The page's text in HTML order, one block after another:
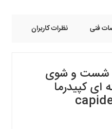
فنی نظرات کاربران
شست و شوی
کپیدرما